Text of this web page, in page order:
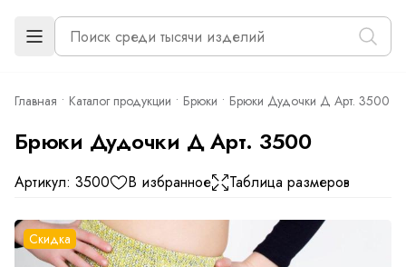
Главная Каталог продукции Брюки Брюки Дудочки Д Арт. 3500
Брюки Дудочки Д Арт. 3500
Артикул: 3500 В избранное Таблица размеров
Скидка